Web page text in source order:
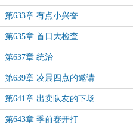
第633章 有点小兴奋
第635章 首日大检查
第637章 统治
第639章 凌晨四点的邀请
第641章 出卖队友的下场
第643章 季前赛开打